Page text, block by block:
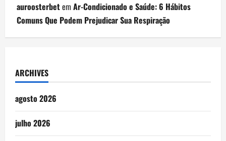
auroosterbetem Ar-Condicionado e Saúde: 6 Hábitos
Comuns Que Podem Prejudicar Sua Respiração
ARCHIVES
agosto 2026
julho 2026